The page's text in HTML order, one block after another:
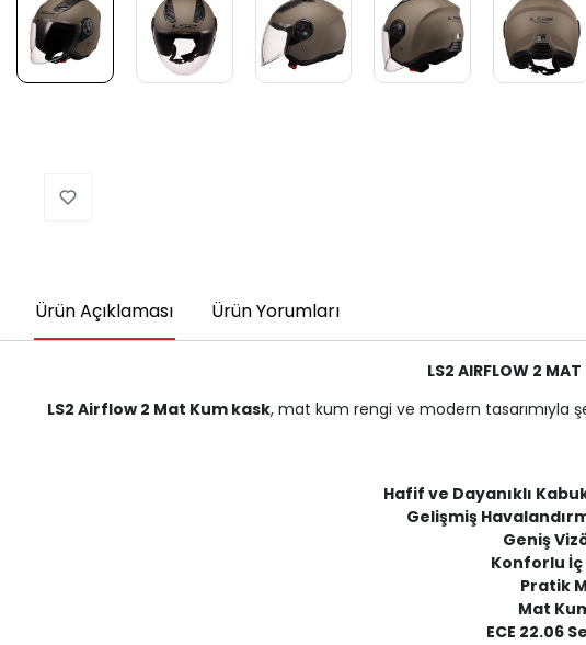
Ürün Açıklaması Ürün Yorumları
LS2 AIRFLOW 2 MAT
LS2 Airflow 2 Mat Kum kask, mat kum rengi ve modern tasarımıyla
Hafif ve Dayanıklı
Gelişmiş
Geniş
Konforlu İç
Pratik
Mat
ECE 22.06